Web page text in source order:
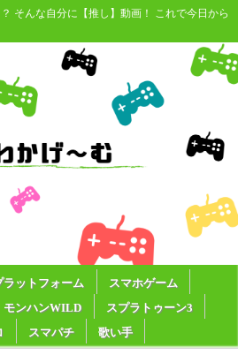
そんな自分に【推し】動画！ これで今日から
ラットフォーム
スマホゲーム
モンハンWILD
スプラトゥーン3
スマパチ 歌い手